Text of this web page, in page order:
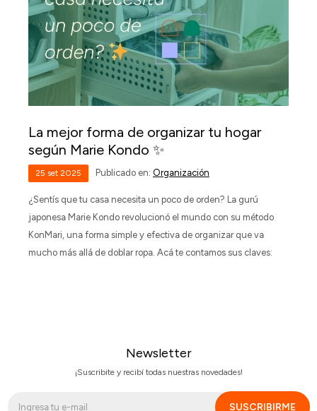
La mejor forma de organizar tu hogar
según Marie Kondo ✨
25 set 2025 Publicado en: Organización
¿Sentís que tu casa necesita un poco de orden? La gurú
japonesa Marie Kondo revolucionó el mundo con su método
KonMari, una forma simple y efectiva de organizar que va
mucho más allá de doblar ropa. Acá te contamos sus claves:
Newsletter
¡Suscribite y recibí todas nuestras novedades!
SUSCRIBIRME